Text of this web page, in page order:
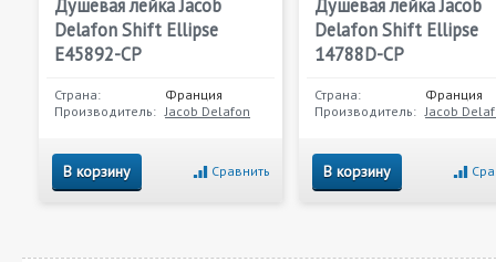
Душевая лейка Jacob
Delafon Shift Ellipse
E45892-CP
Страна:
Франция
Производитель: Jacob Delafon
В корзину Сравнить
Душевая лейка Jacob
Delafon Shift Ellipse
14788D-CP
Страна:
Франция
Производитель: Jacob
В корзину